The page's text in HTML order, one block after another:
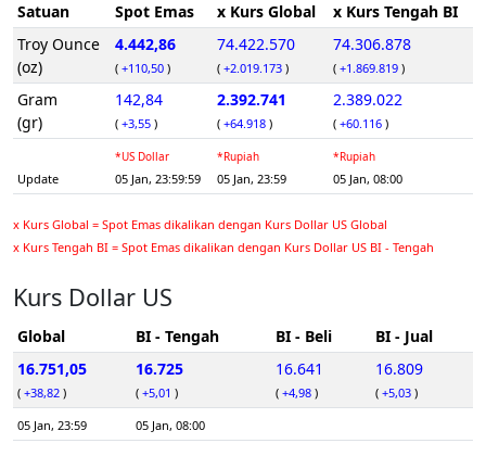
Satuan Spot Emas x Kurs Global
x Kurs Tengah BI
Troy Ounce
(oz)
4.442,86
( +110,50 )
74.422.570
( +2.019.173 )
74.306.878
( +1.869.819 )
Gram
(gr)
142,84
( +3,55 )
2.392.741
( +64.918 )
2.389.022
( +60.116 )
Update
*US Dollar
05 Jan, 23:59:59
*Rupiah
05 Jan, 23:59
*Rupiah
05 Jan, 08:00
x Kurs Global = Spot Emas dikalikan dengan Kurs Dollar US Global
x Kurs Tengah BI = Spot Emas dikalikan dengan Kurs Dollar US BI - Tengah
Kurs Dollar US
Global BI - Tengah BI - Beli
BI - Jual
16.751,05
( +38,82 )
16.725
( +5,01 )
16.641
( +4,98 )
16.809
( +5,03 )
05 Jan, 23:59
05 Jan, 08:00